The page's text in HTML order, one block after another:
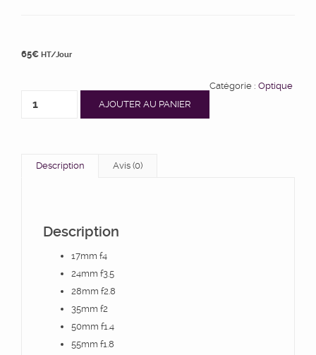
65€ HT/Jour
AJOUTER AU PANIER
Catégorie : Optique
Description Avis (0)
Description
17mm f4
24mm f3.5
28mm f2.8
35mm f2
50mm f1.4
55mm f1.8